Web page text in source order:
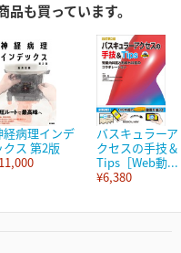
も買っています。
経病理インデ
クス 第2版
バスキュラーア
クセスの手技＆
Tips［Web動...
¥6,380